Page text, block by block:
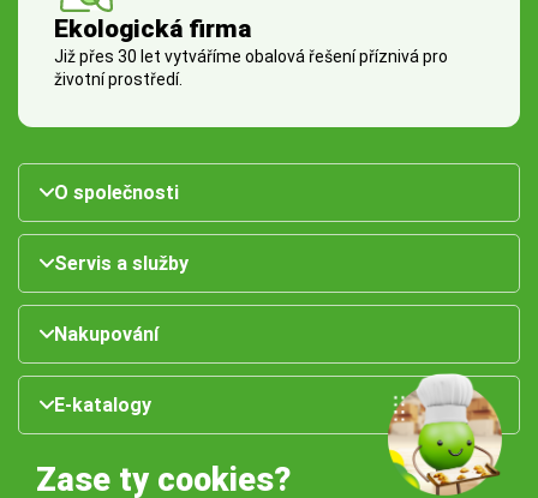
Ekologická firma
Již přes 30 let vytváříme obalová řešení příznivá pro
životní prostředí.
O společnosti
Servis a služby
Nakupování
E-katalogy
Zase ty cookies?